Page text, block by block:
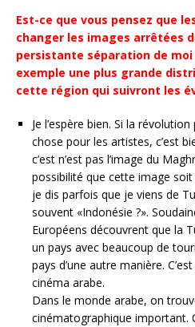
Est-ce que vous pensez que
changer les images arrêtées
persistante séparation de
exemple une plus grande
cette région qui suivront les
Je l’espère bien. Si la
chose pour les artistes, c’est
c’est n’est pas l’image du
possibilité que cette image soit
je dis parfois que je viens de
souvent «Indonésie ?».
Européens découvrent que la
un pays avec beaucoup de
pays d’une autre manière.
cinéma arabe.
Dans le monde arabe, on
cinématographique important.